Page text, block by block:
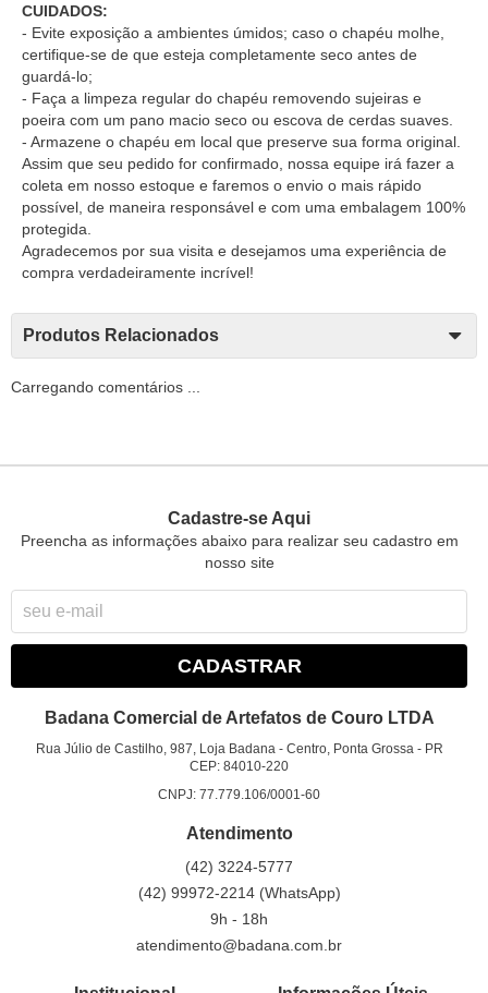
CUIDADOS:
- Evite exposição a ambientes úmidos; caso o chapéu molhe,
certifique-se de que esteja completamente seco antes de
guardá-lo;
- Faça a limpeza regular do chapéu removendo sujeiras e
poeira com um pano macio seco ou escova de cerdas suaves.
- Armazene o chapéu em local que preserve sua forma original.
Assim que seu pedido for confirmado, nossa equipe irá fazer a
coleta em nosso estoque e faremos o envio o mais rápido
possível, de maneira responsável e com uma embalagem 100%
protegida.
Agradecemos por sua visita e desejamos uma experiência de
compra verdadeiramente incrível!
Produtos Relacionados
Carregando comentários ...
Cadastre-se Aqui
Preencha as informações abaixo para realizar seu cadastro em
nosso site
CADASTRAR
Badana Comercial de Artefatos de Couro LTDA
Rua Júlio de Castilho, 987, Loja Badana - Centro, Ponta Grossa - PR
CEP: 84010-220
CNPJ: 77.779.106/0001-60
Atendimento
(42) 3224-5777
(42) 99972-2214 (WhatsApp)
9h - 18h
atendimento@badana.com.br